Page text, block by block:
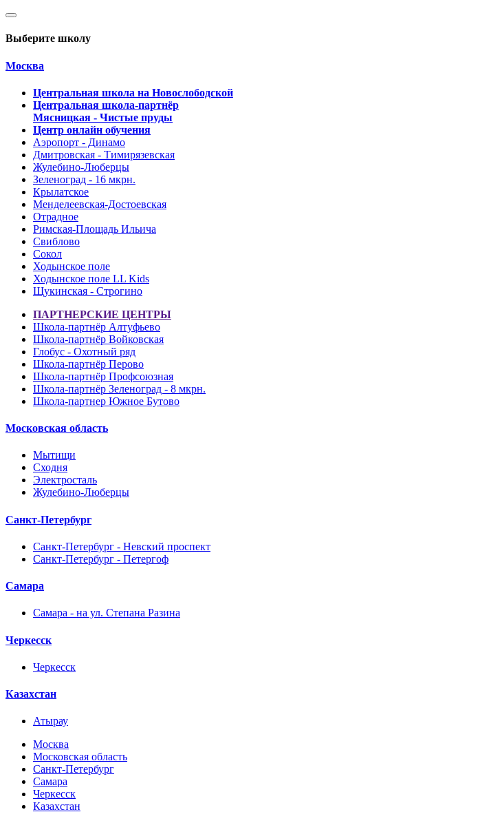
Выберите школу
Москва
Центральная школа на Новослободской
Центральная школа-партнёр
Мясницкая - Чистые пруды
Центр онлайн обучения
Аэропорт - Динамо
Дмитровская - Тимирязевская
Жулебино-Люберцы
Зеленоград - 16 мкрн.
Крылатское
Менделеевская-Достоевская
Отрадное
Римская-Площадь Ильича
Свиблово
Сокол
Ходынское поле
Ходынское поле LL Kids
Щукинская - Строгино
ПАРТНЕРСКИЕ ЦЕНТРЫ
Школа-партнёр Алтуфьево
Школа-партнёр Войковская
Глобус - Охотный ряд
Школа-партнёр Перово
Школа-партнёр Профсоюзная
Школа-партнёр Зеленоград - 8 мкрн.
Школа-партнер Южное Бутово
Московская область
Мытищи
Сходня
Электросталь
Жулебино-Люберцы
Санкт-Петербург
Санкт-Петербург - Невский проспект
Санкт-Петербург - Петергоф
Самара
Самара - на ул. Степана Разина
Черкесск
Черкесск
Казахстан
Атырау
Москва
Московская область
Санкт-Петербург
Самара
Черкесск
Казахстан